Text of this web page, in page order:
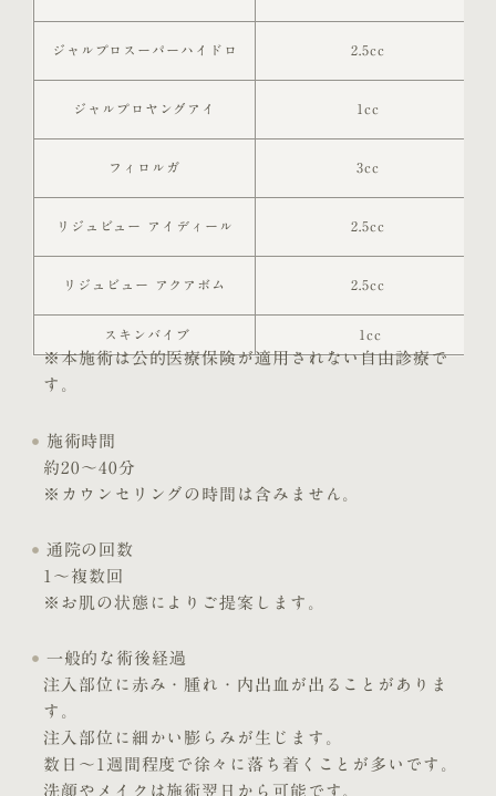
ジャルプロスーパーハイドロ 2.5cc
ジャルプロヤングアイ 1cc
フィロルガ 3cc
リジュビュー アイディール 2.5cc
リジュビュー アクアボム 2.5cc
スキンバイブ 1cc
※本施術は公的医療保険が適用されない自由診療で
す。
施術時間
約20〜40分
※カウンセリングの時間は含みません。
通院の回数
1～複数回
※お肌の状態によりご提案します。
一般的な術後経過
注入部位に赤み・腫れ・内出血が出ることがありま
す。
注入部位に細かい膨らみが生じます。
数日～1週間程度で徐々に落ち着くことが多いです。
洗顔やメイクは施術翌日から可能です。